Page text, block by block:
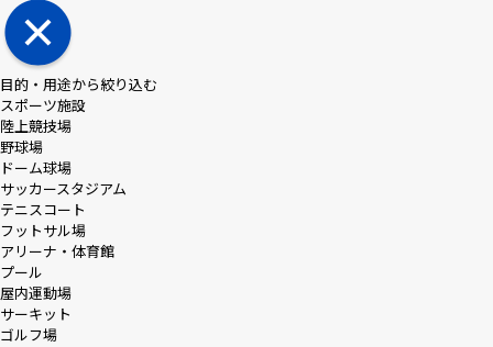
目的・用途から絞り込む
スポーツ施設
陸上競技場
野球場
ドーム球場
サッカースタジアム
テニスコート
フットサル場
アリーナ・体育館
プール
屋内運動場
サーキット
ゴルフ場